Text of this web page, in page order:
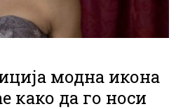
модна икона
како да го носи